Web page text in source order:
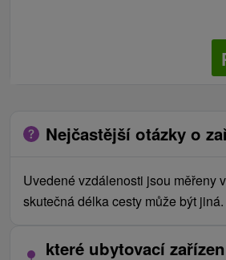
Nejčastější otázky o
Uvedené vzdálenosti jsou měřeny
skutečná délka cesty může být jiná.
které ubytovací